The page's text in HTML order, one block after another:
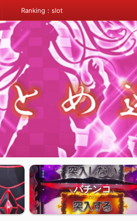
Ranking：slot
パチンコ